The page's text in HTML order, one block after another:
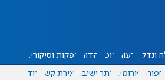
ונדל"ן דעות אוכל יהדות הפקות וסיקורים
ספורט פורומים אתר ישיבה יצירת קשר עוד